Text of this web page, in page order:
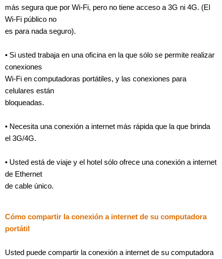
más segura que por Wi-Fi, pero no tiene acceso a 3G ni 4G. (El
Wi-Fi público no
es para nada seguro).
• Si usted trabaja en una oficina en la que sólo se permite realizar
conexiones
Wi-Fi en computadoras portátiles, y las conexiones para
celulares están
bloqueadas.
• Necesita una conexión a internet más rápida que la que brinda
el 3G/4G.
• Usted está de viaje y el hotel sólo ofrece una conexión a internet
de Ethernet
de cable único.
Cómo compartir la conexión a internet de su computadora
portátil
Usted puede compartir la conexión a internet de su computadora